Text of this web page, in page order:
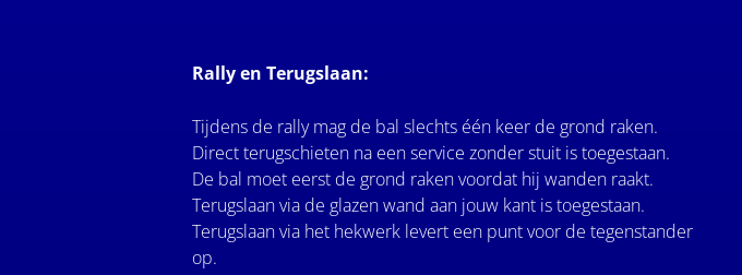
Rally en Terugslaan:
Tijdens de rally mag de bal slechts één keer de grond raken.
Direct terugschieten na een service zonder stuit is toegestaan.
De bal moet eerst de grond raken voordat hij wanden raakt.
Terugslaan via de glazen wand aan jouw kant is toegestaan.
Terugslaan via het hekwerk levert een punt voor de tegenstander
op.